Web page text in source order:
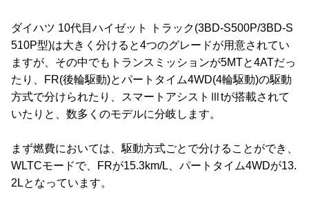
ダイハツ 10代目ハイゼット トラック(3BD-S500P/3BD-S
510P型)は大きく分けると4つのグレードが用意されてい
ますが、その中でもトランスミッションが5MTと4ATだっ
たり、FR(後輪駆動)とパートタイム4WD(4輪駆動)の駆動
方式で分けられたり、スマートアシストⅢtが搭載されて
いたりと、数多くのモデルに分岐します。
まず燃費においては、駆動方式ごとで分けることができ、
WLTCモードで、FRが15.3km/L、パートタイム4WDが13.
2Lとなっています。